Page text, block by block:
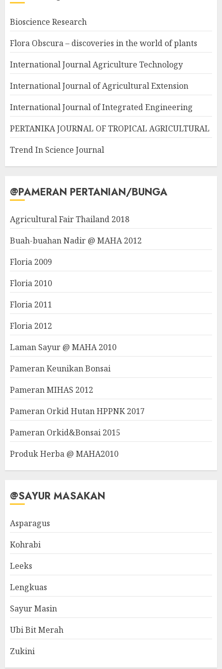
Bioscience Research
Flora Obscura – discoveries in the world of plants
International Journal Agriculture Technology
International Journal of Agricultural Extension
International Journal of Integrated Engineering
PERTANIKA JOURNAL OF TROPICAL AGRICULTURAL
Trend In Science Journal
@PAMERAN PERTANIAN/BUNGA
Agricultural Fair Thailand 2018
Buah-buahan Nadir @ MAHA 2012
Floria 2009
Floria 2010
Floria 2011
Floria 2012
Laman Sayur @ MAHA 2010
Pameran Keunikan Bonsai
Pameran MIHAS 2012
Pameran Orkid Hutan HPPNK 2017
Pameran Orkid&Bonsai 2015
Produk Herba @ MAHA2010
@SAYUR MASAKAN
Asparagus
Kohrabi
Leeks
Lengkuas
Sayur Masin
Ubi Bit Merah
Zukini